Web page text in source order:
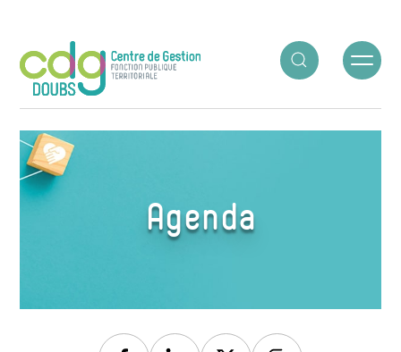
ACCUEIL○AGENDA○SÉANCE DE JUIN
Agenda